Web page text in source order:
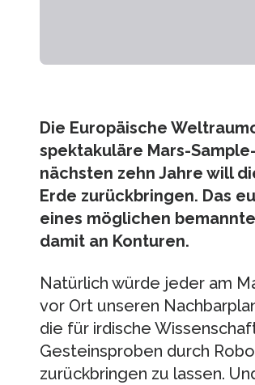
Die Europäische
spektakuläre Mars-
nächsten zehn Jahre will
Erde zurückbringen. Das
eines möglichen
damit an Konturen.
Natürlich würde jeder am
vor Ort unseren
die für irdische
Gesteinsproben durch
zurückbringen zu lassen.